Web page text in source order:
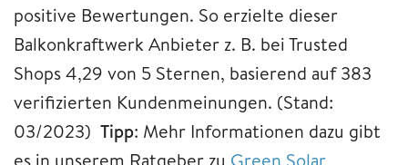
positive Bewertungen. So erzielte dieser
Balkonkraftwerk Anbieter z. B. bei Trusted
Shops 4,29 von 5 Sternen, basierend auf 383
verifizierten Kundenmeinungen. (Stand:
03/2023) Tipp: Mehr Informationen dazu gibt